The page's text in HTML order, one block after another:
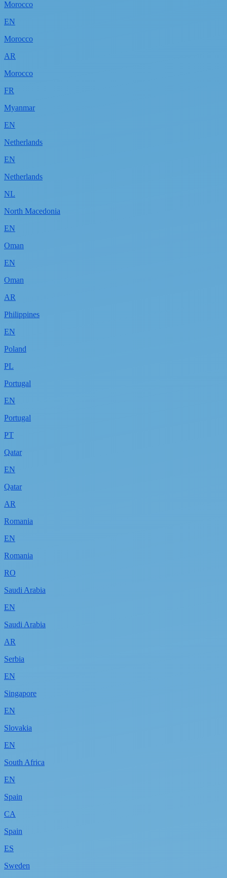
Morocco
EN
Morocco
AR
Morocco
FR
Myanmar
EN
Netherlands
EN
Netherlands
NL
North Macedonia
EN
Oman
EN
Oman
AR
Philippines
EN
Poland
PL
Portugal
EN
Portugal
PT
Qatar
EN
Qatar
AR
Romania
EN
Romania
RO
Saudi Arabia
EN
Saudi Arabia
AR
Serbia
EN
Singapore
EN
Slovakia
EN
South Africa
EN
Spain
CA
Spain
ES
Sweden